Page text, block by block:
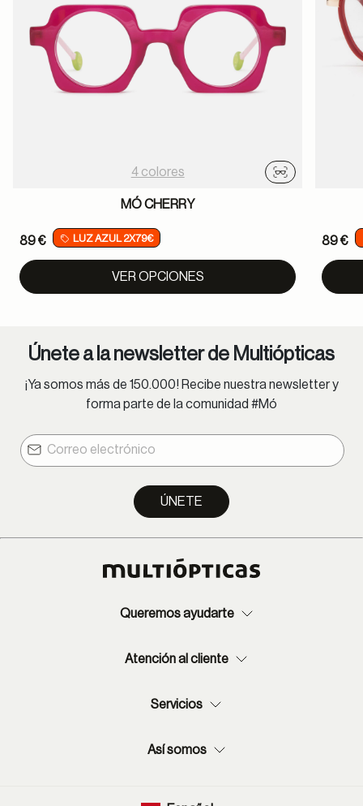
4 colores
Probador
MÓ CHERRY
89 € LUZ AZUL 2X79€
VER OPCIONES
89 €
Únete a la newsletter de Multiópticas
¡Ya somos más de 150.000! Recibe nuestra newsletter y
forma parte de la comunidad #Mó
ÚNETE
Queremos ayudarte
Atención al cliente
Servicios
Así somos